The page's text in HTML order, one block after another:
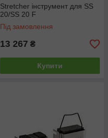
Stretcher інструмент для SS
20/SS 20 F
Під замовлення
13 267 ₴
Купити